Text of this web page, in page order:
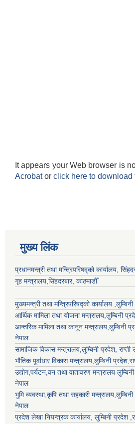
It appears your Web browser is
Acrobator click here to download
मुख्य लिंक
प्रधानमन्त्री तथा मन्त्रिपरिषद्को कार्यालय,
गृह मन्त्रालय,सिंहदरबार, काठमाडौँ
मुख्यमन्त्री तथा मन्त्रिपरिषद्को कार्यालय
आर्थिक मामिला तथा योजना मन्त्रालय,लुम्बिनी
आन्तरिक मामिला तथा कानून मन्त्रालय,लुम्बिनी
नेपाल
सामाजिक विकास मन्त्रालय,लुम्बिनी प्रदेश,
भौतिक पूर्वाधार विकास मन्त्रालय,लुम्बिनी प्रदेश,
उद्याेग,पर्यटन,वन तथा वातावरण मन्त्रालय
नेपाल
भुमि व्यवस्था,कृषि तथा सहकारी मन्त्रालय,
नेपाल
प्रदेश लेखा नियन्त्रक कार्यालय, लुम्बिनी प्रदेश ,